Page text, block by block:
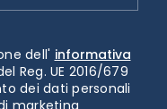
dell' informativa
Reg. UE 2016/679
dei dati personali
marketing